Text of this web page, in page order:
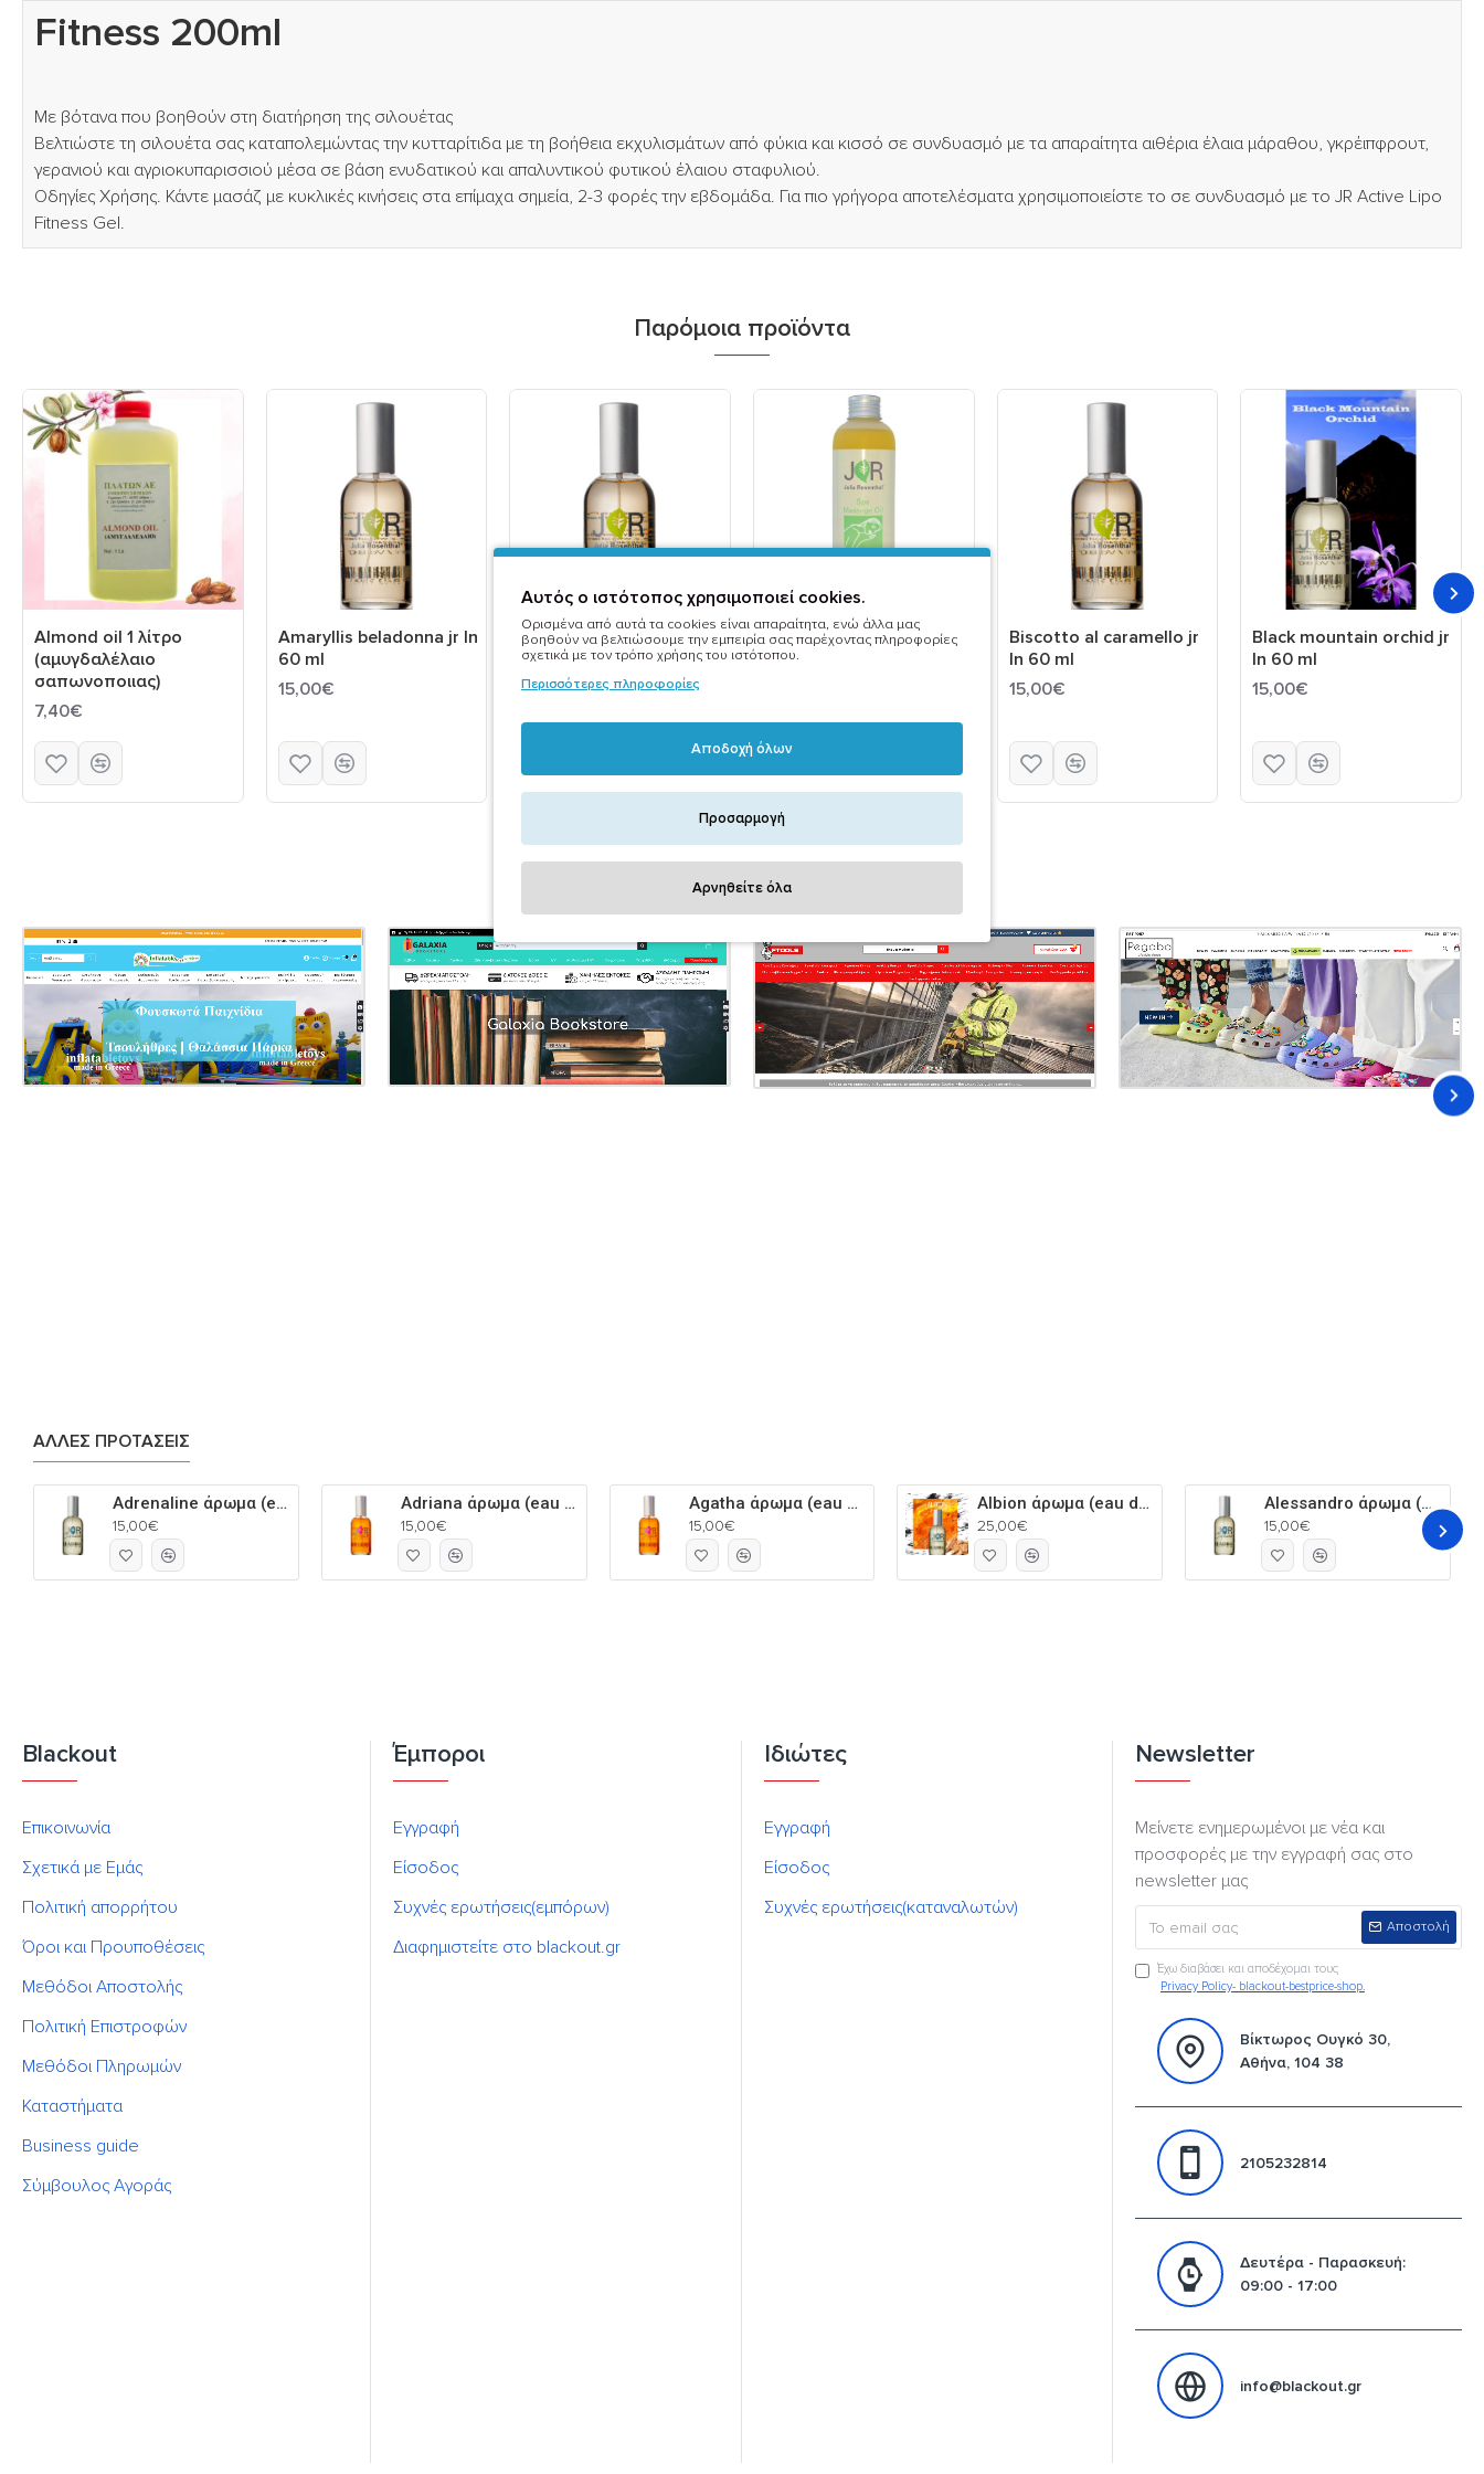
Παρόμοια προϊόντα
Almond oil 1 λίτρο
(αμυγδαλέλαιο
σαπωνοποιιας)
7,40€
Amaryllis beladonna jr ln
60 ml
15,00€
Amber musk jr ln 60 ml
15,00€
Aphrodite’s elixir 200ml
13,00€
Biscotto al caramello jr
ln 60 ml
15,00€
Black mountain orchid jr
ln 60 ml
15,00€
Marketplace Stores
Fitness 200ml
Με βότανα που βοηθούν στη διατήρηση της σιλουέτας
Βελτιώστε τη σιλουέτα σας καταπολεμώντας την κυτταρίτιδα με τη βοήθεια εκχυλισμάτων από φύκια και κισσό σε συνδυασμό με τα απαραίτητα αιθέρια έλαια μάραθου, γκρέιπφρουτ,
γερανιού και αγριοκυπαρισσιού μέσα σε βάση ενυδατικού και απαλυντικού φυτικού έλαιου σταφυλιού.
Οδηγίες Χρήσης. Κάντε μασάζ με κυκλικές κινήσεις στα επίμαχα σημεία, 2-3 φορές την εβδομάδα. Για πιο γρήγορα αποτελέσματα χρησιμοποιείστε το σε συνδυασμό με το JR Active Lipo
Fitness Gel.
ΆΛΛΕΣ ΠΡΟΤΆΣΕΙΣ
Adrenaline άρωμα (eau de parfum) για τον άνδρα 60ml
15,00€
Adriana άρωμα (eau de parfum) για την γυναίκα 60ml
15,00€
Agatha άρωμα (eau de parfum) για την γυναίκα 60ml
15,00€
Albion άρωμα (eau de parfum) για τον άνδρα 60ml
25,00€
Alessandro άρωμα (eau de parfum) για τον άνδρα 60ml
15,00€
Blackout
Επικοινωνία
Σχετικά με Εμάς
Πολιτική απορρήτου
Όροι και Προυποθέσεις
Μεθόδοι Αποστολής
Πολιτική Επιστροφών
Μεθόδοι Πληρωμών
Καταστήματα
Business guide
Σύμβουλος Αγοράς
Έμποροι
Εγγραφή
Είσοδος
Συχνές ερωτήσεις(εμπόρων)
Διαφημιστείτε στο blackout.gr
Ιδιώτες
Εγγραφή
Είσοδος
Συχνές ερωτήσεις(καταναλωτών)
Newsletter
Μείνετε ενημερωμένοι με νέα και
προσφορές με την εγγραφή σας στο
newsletter μας
Αποστολή
Έχω διαβάσει και αποδέχομαι τους
Privacy Policy- blackout-bestprice-shop.
Βίκτωρος Ουγκό 30,
Αθήνα, 104 38
2105232814
Δευτέρα - Παρασκευή:
09:00 - 17:00
info@blackout.gr
Αυτός ο ιστότοπος χρησιμοποιεί cookies.
Ορισμένα από αυτά τα cookies είναι απαραίτητα, ενώ άλλα μας
βοηθούν να βελτιώσουμε την εμπειρία σας παρέχοντας πληροφορίες
σχετικά με τον τρόπο χρήσης του ιστότοπου.
Περισσότερες πληροφορίες
Αποδοχή όλων
Προσαρμογή
Αρνηθείτε όλα